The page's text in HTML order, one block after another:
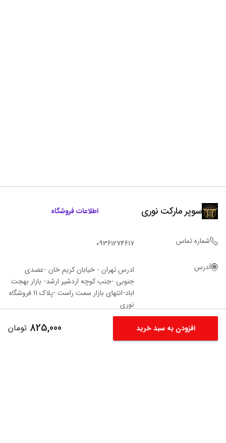
افزودن به سبد خرید 825,000 تومان
سوپر مارکت نوری اطلاعات فروشگاه
شماره تماس 09361274617
آدرس
ادرس تهران - خیابان کریم خان -عضدی
جنوبی -جنب کوچه اردشیر ارشد- بازار بهجت
اباد-انتهای بازار سمت راست -پلاک 11 فروشگاه‌
نوری